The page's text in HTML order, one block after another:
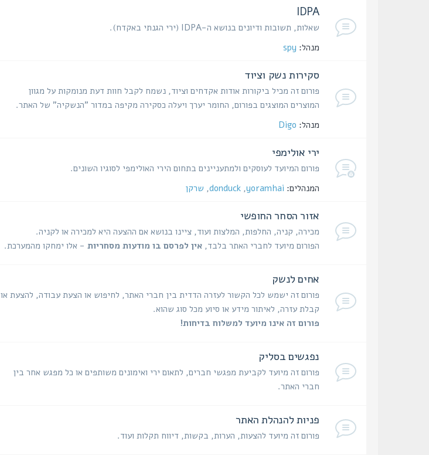
IDPA
שאלות, תשובות ודיונים בנושא ה-IDPA (ירי הגנתי באקדח).
מנהל: spy
סקירות נשק וציוד
פורום זה מכיל ביקורות אודות אקדחים וציוד, נשמח לקבל חוות דעת מנומקות על מגוון
המוצרים המוצגים בפורום, החומר יערך ויעלה כסקירה מקיפה במדור "הנשקיה" של האתר.
מנהל: Digo
ירי אולימפי
פורום המיועד לעוסקים ולמתעניינים בתחום הירי האולימפי לסוגיו השונים.
המנהלים: yoramhai
,
donduck
, שרקן
אזור הסחר החופשי
מכירה, קניה, החלפות, המלצות ועוד, ציינו בנושא אם ההצעה היא למכירה או לקניה.
הפורום מיועד לחברי האתר בלבד, אין לפרסם בו מודעות מסחריות - אלו ימחקו מהמערכת.
אחים לנשק
פורום זה ישמש לכל הקשור לעזרה הדדית בין חברי האתר, לחיפוש או הצעת עבודה, להצעת או
קבלת עזרה, לאיתור מידע או סיוע מכל סוג שהוא.
פורום זה אינו מיועד למשלוח בדיחות!
נפגשים בסליק
פורום זה מיועד לקביעת מפגשי חברים, לתאום ירי ואימונים משותפים או כל מפגש אחר בין
חברי האתר.
פניות להנהלת האתר
פורום זה מיועד להצעות, הערות, בקשות, דיווח תקלות ועוד.